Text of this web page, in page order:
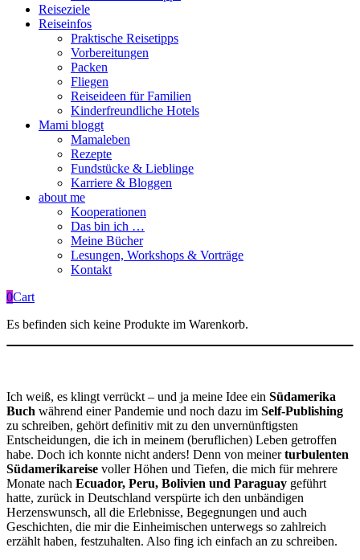
Reiseziele
Reiseinfos
Praktische Reisetipps
Vorbereitungen
Packen
Fliegen
Reiseideen für Familien
Kinderfreundliche Hotels
Mami bloggt
Mamaleben
Rezepte
Fundstücke & Lieblinge
Karriere & Bloggen
about me
Kooperationen
Das bin ich …
Meine Bücher
Lesungen, Workshops & Vorträge
Kontakt
0Cart
Es befinden sich keine Produkte im Warenkorb.
Ich weiß, es klingt verrückt – und ja meine Idee ein Südamerika
Buch während einer Pandemie und noch dazu im Self-Publishing
zu schreiben, gehört definitiv mit zu den unvernünftigsten
Entscheidungen, die ich in meinem (beruflichen) Leben getroffen
habe. Doch ich konnte nicht anders! Denn von meinerturbulenten
Südamerikareise voller Höhen und Tiefen, die mich für mehrere
Monate nach Ecuador, Peru, Bolivien und Paraguay geführt
hatte, zurück in Deutschland verspürte ich den unbändigen
Herzenswunsch, all die Erlebnisse, Begegnungen und auch
Geschichten, die mir die Einheimischen unterwegs so zahlreich
erzählt haben, festzuhalten. Also fing ich einfach an zu schreiben.